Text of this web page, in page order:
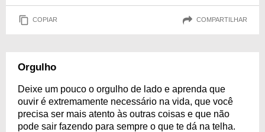
COPIAR COMPARTILHAR
Orgulho
Deixe um pouco o orgulho de lado e aprenda que
ouvir é extremamente necessário na vida, que você
precisa ser mais atento às outras coisas e que não
pode sair fazendo para sempre o que te dá na telha.